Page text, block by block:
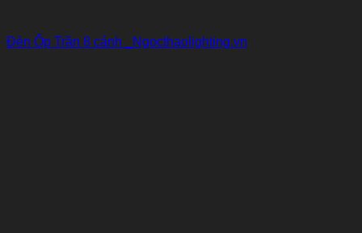
Đèn Ốp Trần 8 cánh _Ngocthaolighting.vn